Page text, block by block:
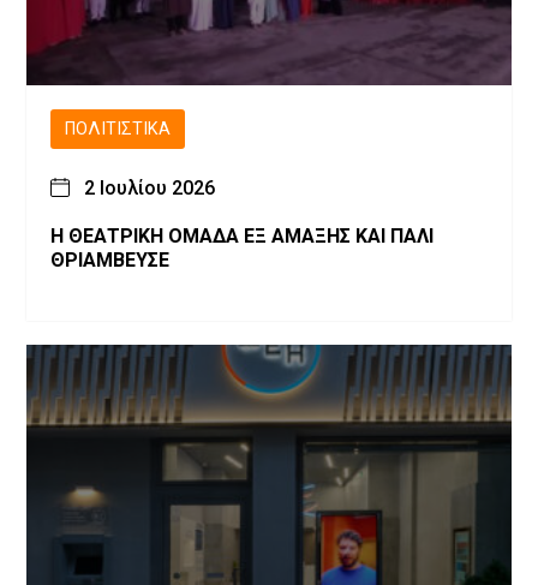
ΠΟΛΙΤΙΣΤΙΚΆ
2 Ιουλίου 2026
Η ΘΕΑΤΡΙΚΗ ΟΜΑΔΑ ΕΞ ΑΜΑΞΗΣ ΚΑΙ ΠΑΛΙ
ΘΡΙΑΜΒΕΥΣΕ